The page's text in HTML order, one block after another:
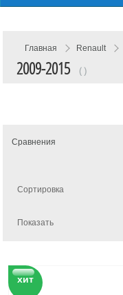
Главная Renault
2009-2015 ( )
Сравнения
Сортировка
Показать
хит